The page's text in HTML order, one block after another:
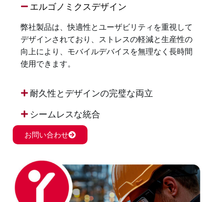
エルゴノミクスデザイン
弊社製品は、快適性とユーザビリティを重視して
デザインされており、ストレスの軽減と生産性の
向上により、モバイルデバイスを無理なく長時間
使用できます。
耐久性とデザインの完璧な両立
シームレスな統合
お問い合わせ